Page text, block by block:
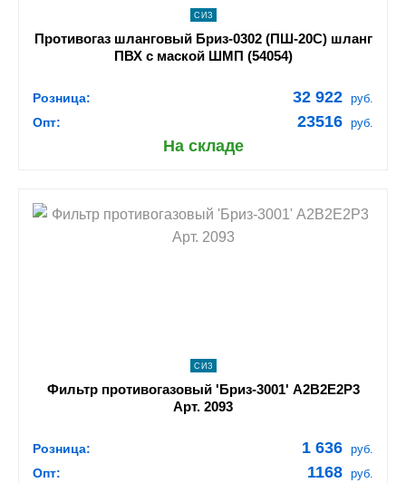
СИЗ
Противогаз шланговый Бриз-0302 (ПШ-20С) шланг
ПВХ с маской ШМП (54054)
Розница: 32 922 руб.
Опт: 23516 руб.
На складе
shopping_cart В КОРЗИНУ
СИЗ
Фильтр противогазовый 'Бриз-3001' А2В2Е2Р3
Арт. 2093
Розница: 1 636 руб.
Опт: 1168 руб.